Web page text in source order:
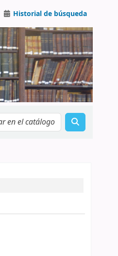
Historial de búsqueda